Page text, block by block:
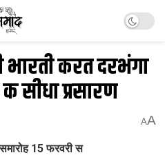
करत दरभंगा
सीधा प्रसारण
AA
15 फरवरी स